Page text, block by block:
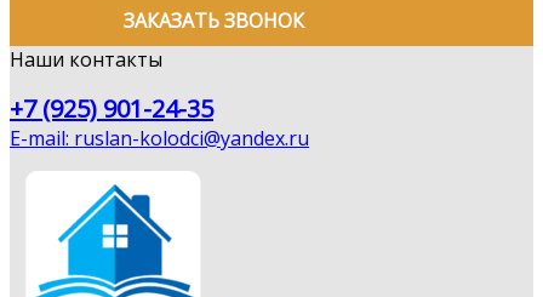
ЗАКАЗАТЬ ЗВОНОК
Наши контакты
+7 (925) 901-24-35
E-mail: ruslan-kolodci@yandex.ru